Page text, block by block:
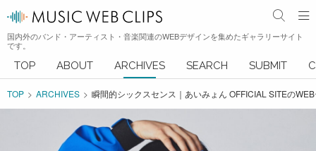
国内外のバンド・アーティスト・音楽関連のWEBデザインを集めたギャラリーサイト
です。
TOP ABOUT ARCHIVES SEARCH SUBMIT
TOP ARCHIVES 瞬間的シックスセンス｜あいみょん OFFICIAL SITEの